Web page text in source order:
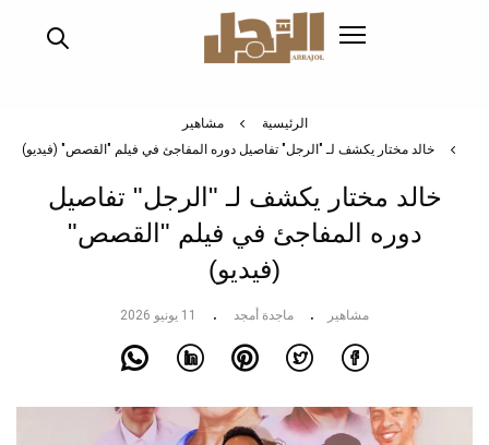
الرئيسية
مشاهير
خالد مختار يكشف لـ "الرجل" تفاصيل دوره المفاجئ في فيلم "القصص" (فيديو)
خالد مختار يكشف لـ "الرجل" تفاصيل
دوره المفاجئ في فيلم "القصص"
(فيديو)
مشاهير ماجدة أمجد 11 يونيو 2026